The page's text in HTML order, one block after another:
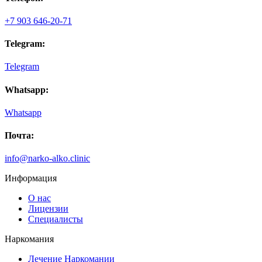
пожелания. Профессионально и стерильно провел
возможно. Искренне благодарен вашему специалисту.
+7 903 646-20-71
Telegram:
Telegram
Whatsapp:
Whatsapp
Почта:
info@narko-alko.clinic
Информация
О нас
Лицензии
Специалисты
Наркомания
Лечение Наркомании